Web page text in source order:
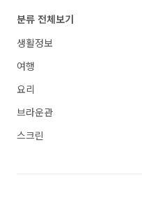
약 이..
분류 전체보기
생활정보
여행
요리
브라운관
스크린